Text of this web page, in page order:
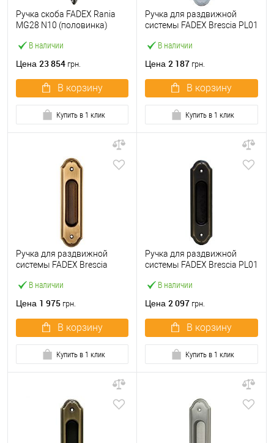
В наличии
Ручка скоба FADEX Rania
MG28 N10 (половинка)
Цена 23 854 грн.
В корзину
Купить в 1 клик
В наличии
Ручка для раздвижной
системы FADEX Brescia PL01
Цена 2 187 грн.
В корзину
Купить в 1 клик
В наличии
Ручка для раздвижной
системы FADEX Brescia
Цена 1 975 грн.
В корзину
Купить в 1 клик
В наличии
Ручка для раздвижной
системы FADEX Brescia PL01
Цена 2 097 грн.
В корзину
Купить в 1 клик